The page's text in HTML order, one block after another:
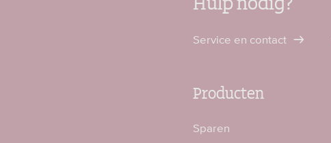
Service en contact
Producten
Sparen